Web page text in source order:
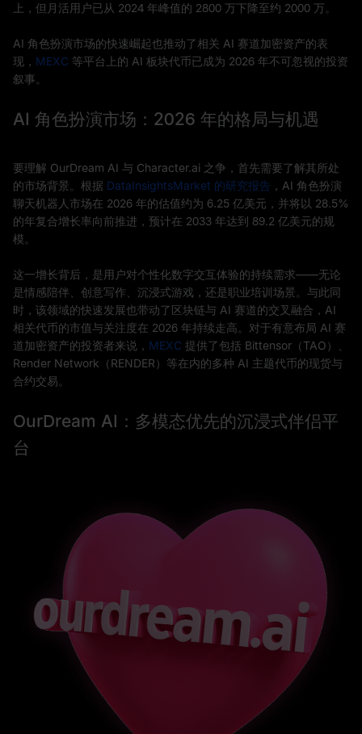
上，但月活用户已从 2024 年峰值的 2800 万下降至约 2000 万。
AI 角色扮演市场的快速崛起也推动了相关 AI 赛道加密资产的表
现， MEXC 等平台上的 AI 板块代币已成为 2026 年不可忽视的投资
叙事。
AI 角色扮演市场：2026 年的格局与机遇
要理解 OurDream AI 与 Character.ai 之争，首先需要了解其所处
的市场背景。根据 DataInsightsMarket 的研究报告 ，AI 角色扮演
聊天机器人市场在 2026 年的估值约为 6.25 亿美元，并将以 28.5%
的年复合增长率向前推进，预计在 2033 年达到 89.2 亿美元的规
模。
这一增长背后，是用户对个性化数字交互体验的持续需求——无论
是情感陪伴、创意写作、沉浸式游戏，还是职业培训场景。与此同
时，该领域的快速发展也带动了区块链与 AI 赛道的交叉融合，AI
相关代币的市值与关注度在 2026 年持续走高。对于有意布局 AI 赛
道加密资产的投资者来说， MEXC 提供了包括 Bittensor（TAO）、
Render Network（RENDER）等在内的多种 AI 主题代币的现货与
合约交易。
OurDream AI：多模态优先的沉浸式伴侣平
台